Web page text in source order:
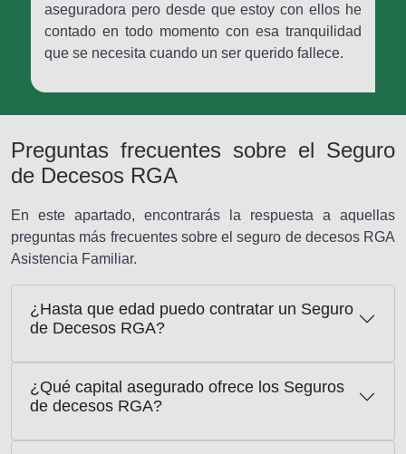
aseguradora pero desde que estoy con ellos he
contado en todo momento con esa tranquilidad
que se necesita cuando un ser querido fallece.
Preguntas frecuentes sobre el Seguro
de Decesos RGA
En este apartado, encontrarás la respuesta a aquellas
preguntas más frecuentes sobre el seguro de decesos RGA
Asistencia Familiar.
¿Hasta que edad puedo contratar un Seguro
de Decesos RGA?
¿Qué capital asegurado ofrece los Seguros
de decesos RGA?